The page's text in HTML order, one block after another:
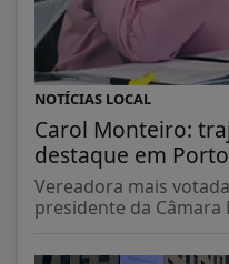
NOTÍCIAS LOCAL
Carol Monteiro:
destaque em
Vereadora mais
presidente da Câmara